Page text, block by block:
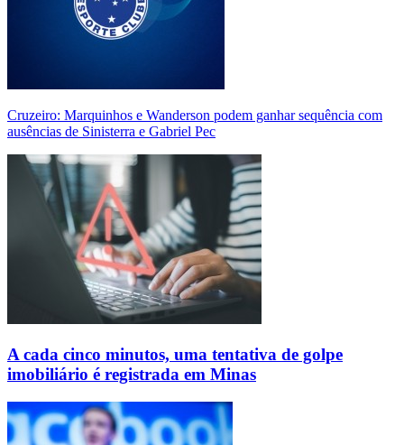
Cruzeiro: Marquinhos e Wanderson podem ganhar sequência com
ausências de Sinisterra e Gabriel Pec
A cada cinco minutos, uma tentativa de golpe
imobiliário é registrada em Minas